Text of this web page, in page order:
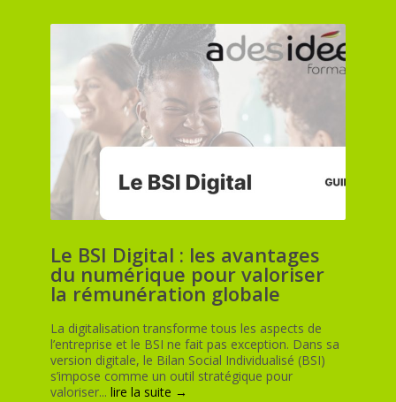
Le BSI Digital : les avantages
du numérique pour valoriser
la rémunération globale
La digitalisation transforme tous les aspects de
l’entreprise et le BSI ne fait pas exception. Dans sa
version digitale, le Bilan Social Individualisé (BSI)
s’impose comme un outil stratégique pour
valoriser...lire la suite →